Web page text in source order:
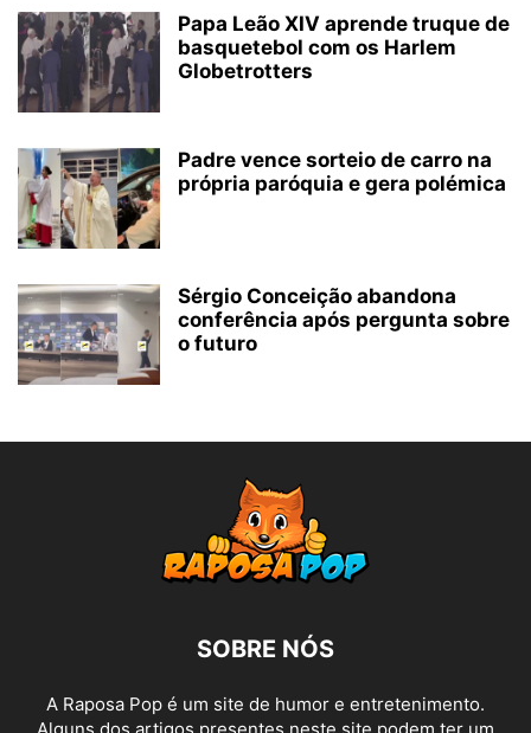
Papa Leão XIV aprende truque de
basquetebol com os Harlem
Globetrotters
Padre vence sorteio de carro na
própria paróquia e gera polémica
Sérgio Conceição abandona
conferência após pergunta sobre
o futuro
SOBRE NÓS
A Raposa Pop é um site de humor e entretenimento.